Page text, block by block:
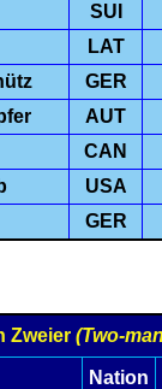
SUI
LAT
GER
AUT
CAN
USA
GER
Zweier (Two-
Nation